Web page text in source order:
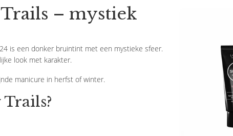
– mystiek
is een donker bruintint met een mystieke sfeer.
look met karakter.
manicure in herfst of winter.